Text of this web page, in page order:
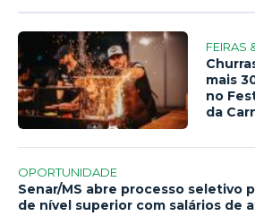
FEIRAS
mais
no
da
OPORTUNIDADE
Senar/MS abre processo seletivo
de nível superior com salários de